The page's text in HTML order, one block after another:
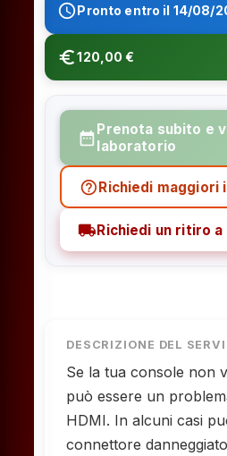
schedulePronto entro il 14/08/
euro_symbol120,00 €
help_outlineRichiedi maggiori
date_range Prenota subito e
laboratorio
local_shippingRichiedi un ritiro
DESCRIZIONE DEL
Se la tua console non
può essere un
HDMI. In alcuni casi
connettore